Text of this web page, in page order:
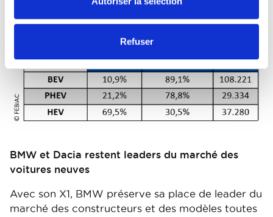
Refuser
BMW et Dacia restent leaders du marché des
voitures neuves
Avec son X1, BMW préserve sa place de leader du
marché des constructeurs et des modèles toutes